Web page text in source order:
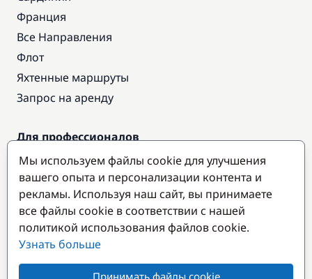
Франция
Все Направления
Флот
Яхтенные маршруты
Запрос на аренду
Для профессионалов
Доступ про
Стать партнером
Популярные направления
Мы используем файлы cookie для улучшения
вашего опыта и персонализации контента и
рекламы. Используя наш сайт, вы принимаете
все файлы cookie в соответствии с нашей
политикой использования файлов cookie.
Узнать больше
Принимать файлы cookie